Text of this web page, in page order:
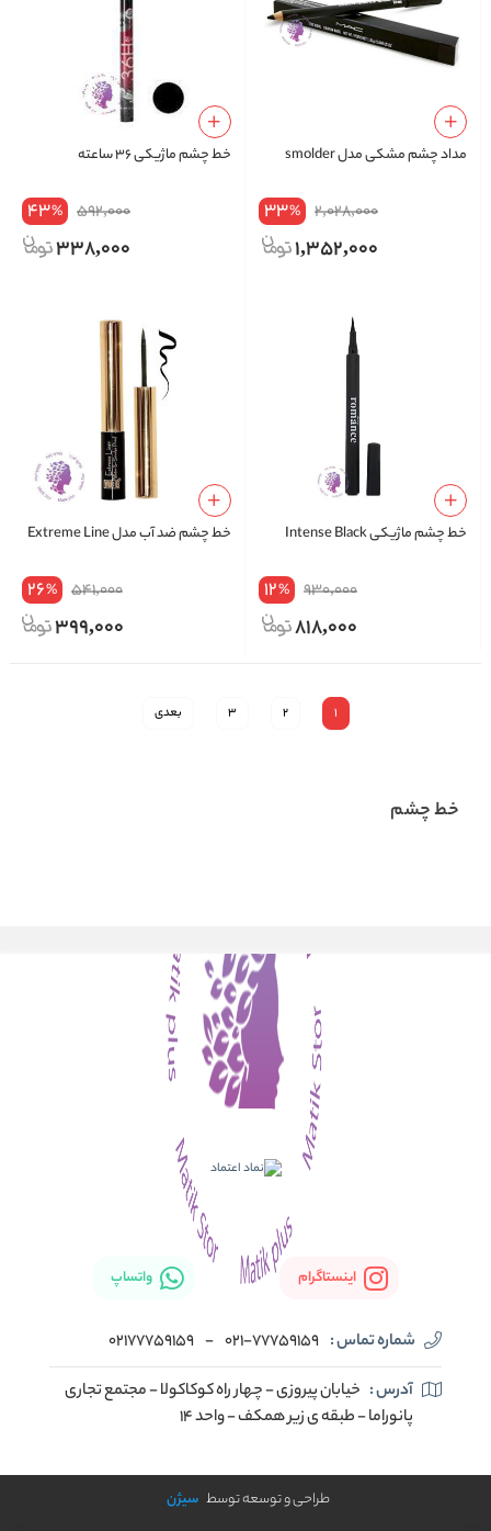
مداد چشم مشکی مدل smolder
2,028,000
33%
1,352,000
خط چشم ماژیکی ۳۶ ساعته
592,000
43%
338,000
خط چشم ماژیکی Intense Black
930,000
12%
818,000
خط چشم ضد آب مدل Extreme Line
541,000
26%
399,000
1
2
3 بعدی
خط چشم
اینستاگرام واتساپ
شماره تماس : 021-77759159
-
02177759159
آدرس : خیابان پیروزی - چهار راه کوکاکولا - مجتمع تجاری
پانوراما - طبقه ی زیر همکف - واحد 14
طراحی و توسعه توسط سیژن